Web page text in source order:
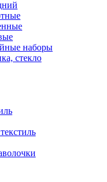
наборы
стекло